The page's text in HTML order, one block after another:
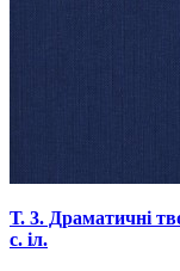
Т. 3. Драматичні
с. іл.